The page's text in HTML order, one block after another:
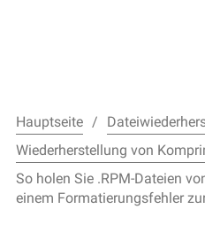
Hauptseite
Wiederherstellung von
So holen Sie .RPM-Dateien
einem Formatierungsfehler